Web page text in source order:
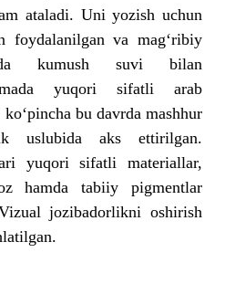
ataladi. Uni yozish uchun
foydalanilgan va mag‘ribiy
kumush suvi bilan
yuqori sifatli arab
bu davrda mashhur
uslubida aks ettirilgan.
yuqori sifatli materiallar,
hamda tabiiy pigmentlar
jozibadorlikni oshirish